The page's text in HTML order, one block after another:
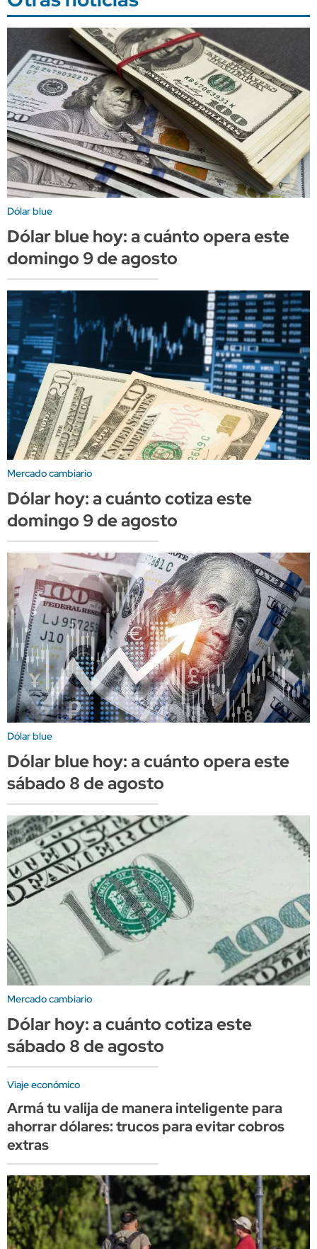
Dólar blue
Dólar blue hoy: a cuánto opera este
domingo 9 de agosto
Mercado cambiario
Dólar hoy: a cuánto cotiza este
domingo 9 de agosto
Dólar blue
Dólar blue hoy: a cuánto opera este
sábado 8 de agosto
Mercado cambiario
Dólar hoy: a cuánto cotiza este
sábado 8 de agosto
Viaje económico
Armá tu valija de manera inteligente para
ahorrar dólares: trucos para evitar cobros
extras